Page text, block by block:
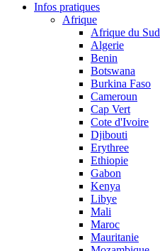
Infos pratiques
Afrique
Afrique du Sud
Algerie
Benin
Botswana
Burkina Faso
Cameroun
Cap Vert
Cote d'Ivoire
Djibouti
Erythree
Ethiopie
Gabon
Kenya
Libye
Mali
Maroc
Mauritanie